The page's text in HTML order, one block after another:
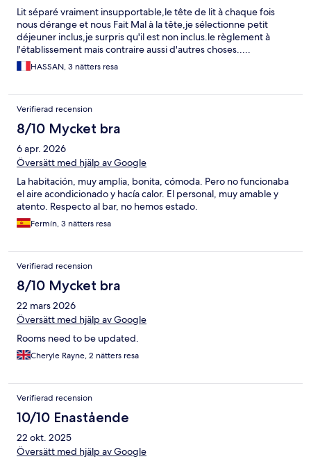
Lit séparé vraiment insupportable,le tête de lit à chaque fois
nous dérange et nous Fait Mal à la tête,je sélectionne petit
déjeuner inclus,je surpris qu'il est non inclus.le règlement à
l'établissement mais contraire aussi d'autres choses.....
HASSAN, 3 nätters resa
Verifierad recension
8/10 Mycket bra
6 apr. 2026
Översätt med hjälp av Google
La habitación, muy amplia, bonita, cómoda. Pero no funcionaba
el aire acondicionado y hacía calor. El personal, muy amable y
atento. Respecto al bar, no hemos estado.
Fermín, 3 nätters resa
Verifierad recension
8/10 Mycket bra
22 mars 2026
Översätt med hjälp av Google
Rooms need to be updated.
Cheryle Rayne, 2 nätters resa
Verifierad recension
10/10 Enastående
22 okt. 2025
Översätt med hjälp av Google